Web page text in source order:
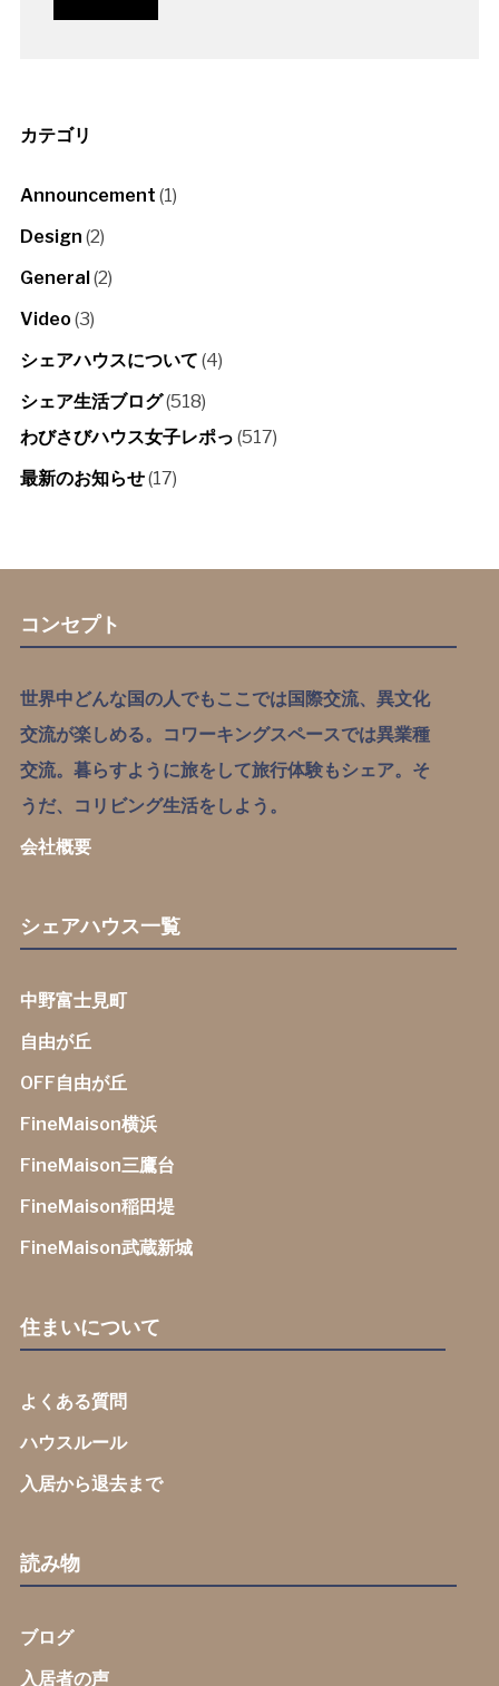
カテゴリ
Announcement (1)
Design (2)
General(2)
Video (3)
シェアハウスについて (4)
シェア生活ブログ(518)
わびさびハウス女子レポっ (517)
最新のお知らせ(17)
コンセプト
世界中どんな国の人でもここでは国際交流、異文化
交流が楽しめる。コワーキングスペースでは異業種
交流。暮らすように旅をして旅行体験もシェア。そ
うだ、コリビング生活をしよう。
会社概要
シェアハウス一覧
中野富士見町
自由が丘
OFF自由が丘
FineMaison横浜
FineMaison三鷹台
FineMaison稲田堤
FineMaison武蔵新城
住まいについて
よくある質問
ハウスルール
入居から退去まで
読み物
ブログ
入居者の声